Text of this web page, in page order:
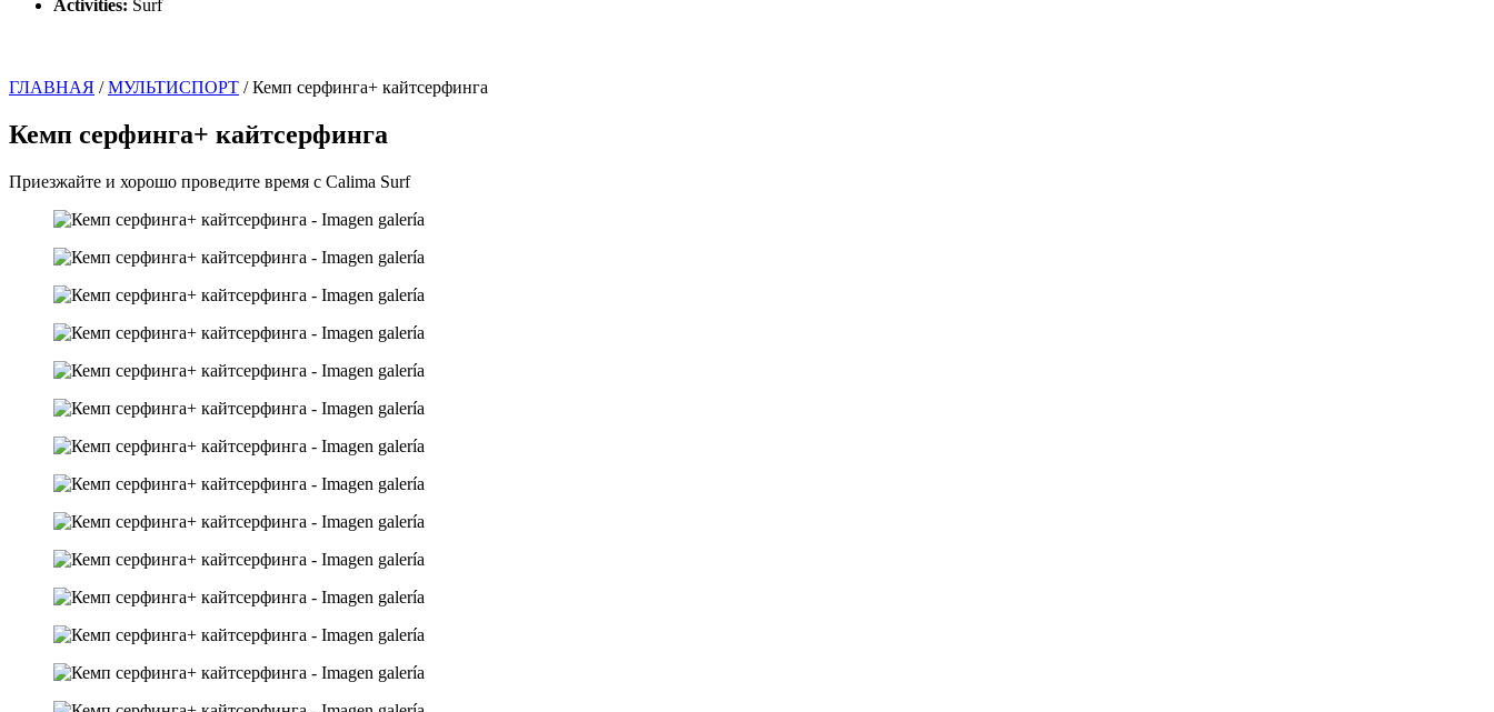
Activities: Surf
ГЛАВНАЯ /МУЛЬТИСПОРТ /Кемп серфинга+ кайтсерфинга
Кемп серфинга+ кайтсерфинга
Приезжайте и хорошо проведите время с Calima Surf